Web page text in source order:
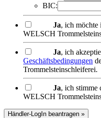
BIC:
Ja, ich
WELSCH
Ja, ich
Geschäftsbedingungen
Trommelsteinschleiferei.
Ja, ich stimme
WELSCH
Händler-LogIn beantragen »